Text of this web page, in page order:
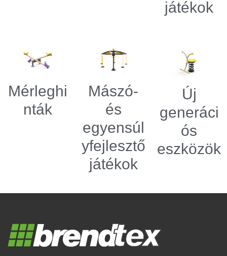
játékok
Mérleghi
nták
Mászó-
és
egyensúl
yfejlesztő
játékok
Új
generáci
ós
eszközök